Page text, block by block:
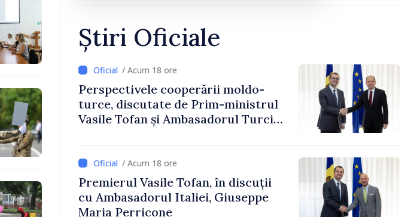
Știri Oficiale
/ Acum 18 ore
Perspectivele cooperării moldo-
turce, discutate de Prim-ministrul
Vasile Tofan și Ambasadorul Turciei,
/ Acum 18 ore
Premierul Vasile Tofan, în discuții
cu Ambasadorul Italiei, Giuseppe
Maria Perricone